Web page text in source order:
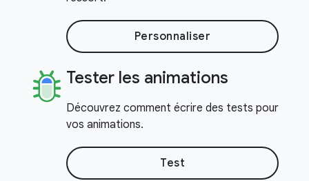
Personnaliser
Tester les animations
Découvrez comment écrire des tests pour
vos animations.
Test